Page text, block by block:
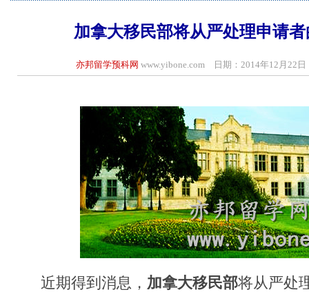
加拿大移民部将从严处理申请
亦邦留学预科网 www.yibone.com 日期：2014年12月22
近期得到消息， 加拿大移民部将从严处